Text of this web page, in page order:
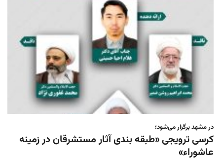
در مشهد برگزار می‌شود؛
کرسی ترویجی «طبقه بندی آثار مستشرقان در زمینه
عاشوراء»